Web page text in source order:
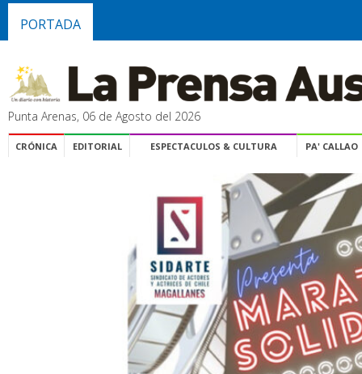
PORTADA
Punta Arenas, 06 de Agosto del 2026
CRÓNICA EDITORIAL ESPECTACULOS & CULTURA PA' CALLAO